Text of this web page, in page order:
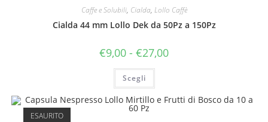
opzioni
possono
essere
pagina
del
prodotto
Caffe e Solubili, Cialda, Lollo Caffè
Cialda 44 mm Lollo Dek da 50Pz a 150Pz
€9,00 - €27,00Fascia
€27,00
Scegli
Questo
ha
più
varianti.
ESAURITO